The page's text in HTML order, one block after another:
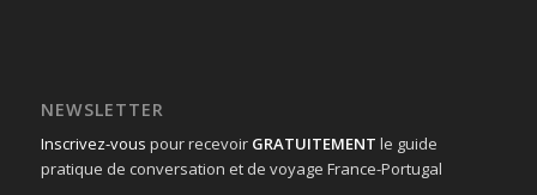
NEWSLETTER
Inscrivez-vous pour recevoir GRATUITEMENT le guide
pratique de conversation et de voyage France-Portugal